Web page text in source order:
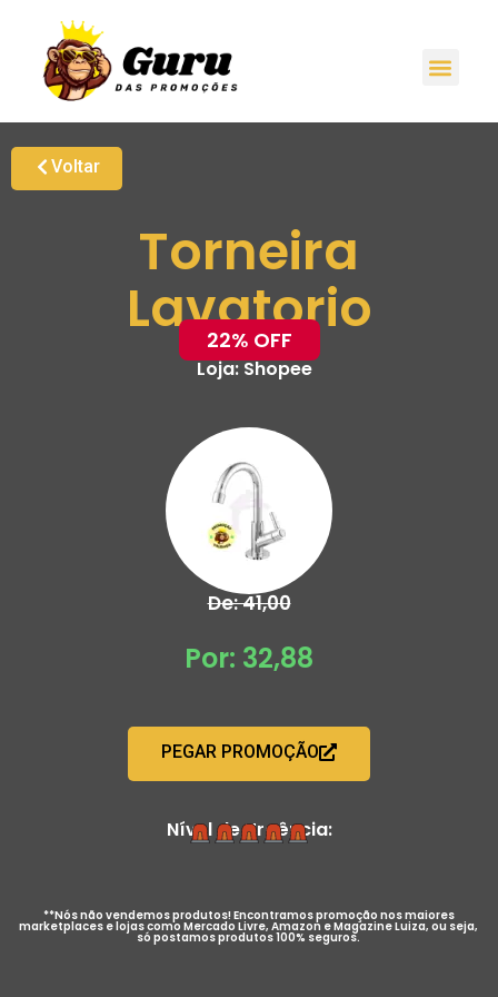
Voltar
Torneira
Lavatorio
22% OFF
Loja:Shopee
De: 41,00
Por: 32,88
PEGAR PROMOÇÃO
Nível de Urgência:
**Nós não vendemos produtos! Encontramos promoção nos maiores
marketplaces e lojas como Mercado Livre, Amazon e Magazine Luiza, ou seja,
só postamos produtos 100% seguros.